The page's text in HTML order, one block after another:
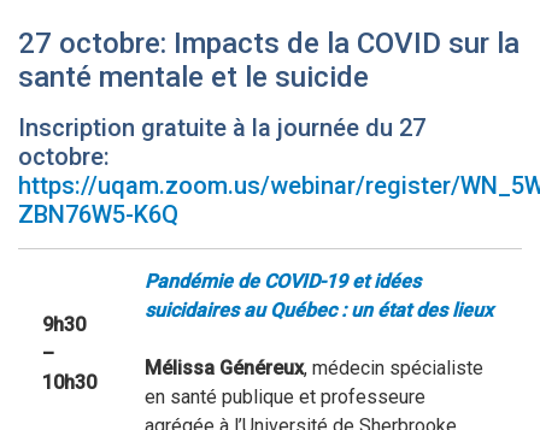
27 octobre: Impacts de la COVID sur la
santé mentale et le suicide
Inscription gratuite à la journée du 27
octobre:
https://uqam.zoom.us/webinar/register/
ZBN76W5-K6Q
9h30
–
10h30
Pandémie de COVID-19 et idées
suicidaires au Québec : un état des lieux
Mélissa Généreux, médecin spécialiste
en santé publique et professeure